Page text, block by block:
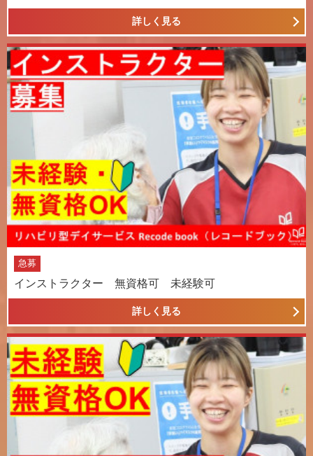
詳しく見る
急募
インストラクター 無資格可 未経験可
詳しく見る